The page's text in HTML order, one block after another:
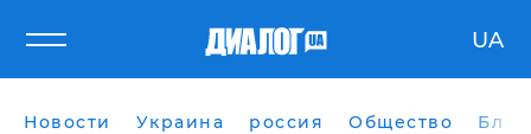
UA
Новости Украина россия Общество